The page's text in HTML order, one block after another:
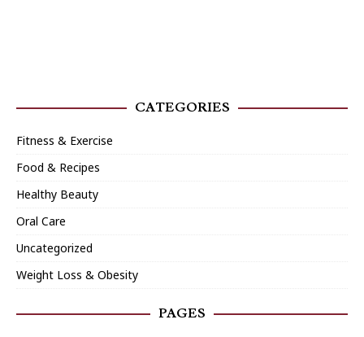
CATEGORIES
Fitness & Exercise
Food & Recipes
Healthy Beauty
Oral Care
Uncategorized
Weight Loss & Obesity
PAGES